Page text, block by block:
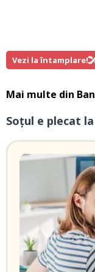
Vezi la întamplare!
Mai multe din
Soțul e plecat